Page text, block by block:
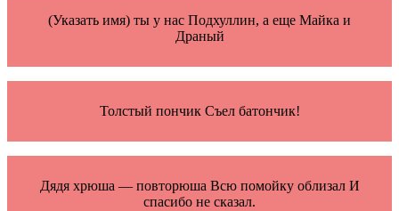
(Указать имя) ты у нас Подхуллин, а еще Майка и
Драный
Толстый пончик Съел батончик!
Дядя хрюша — повторюша Всю помойку облизал И
спасибо не сказал.